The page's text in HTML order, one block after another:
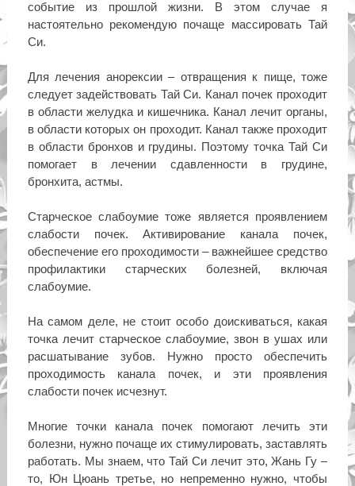
событие из прошлой жизни. В этом случае я
настоятельно рекомендую почаще массировать Тай
Си.
Для лечения анорексии – отвращения к пище, тоже
следует задействовать Тай Си. Канал почек проходит
в области желудка и кишечника. Канал лечит органы,
в области которых он проходит. Канал также проходит
в области бронхов и грудины. Поэтому точка Тай Си
помогает в лечении сдавленности в грудине,
бронхита, астмы.
Старческое слабоумие тоже является проявлением
слабости почек. Активирование канала почек,
обеспечение его проходимости – важнейшее средство
профилактики старческих болезней, включая
слабоумие.
На самом деле, не стоит особо доискиваться, какая
точка лечит старческое слабоумие, звон в ушах или
расшатывание зубов. Нужно просто обеспечить
проходимость канала почек, и эти проявления
слабости почек исчезнут.
Многие точки канала почек помогают лечить эти
болезни, нужно почаще их стимулировать, заставлять
работать. Мы знаем, что Тай Си лечит это, Жань Гу –
то, Юн Цюань третье, но непременно нужно, чтобы